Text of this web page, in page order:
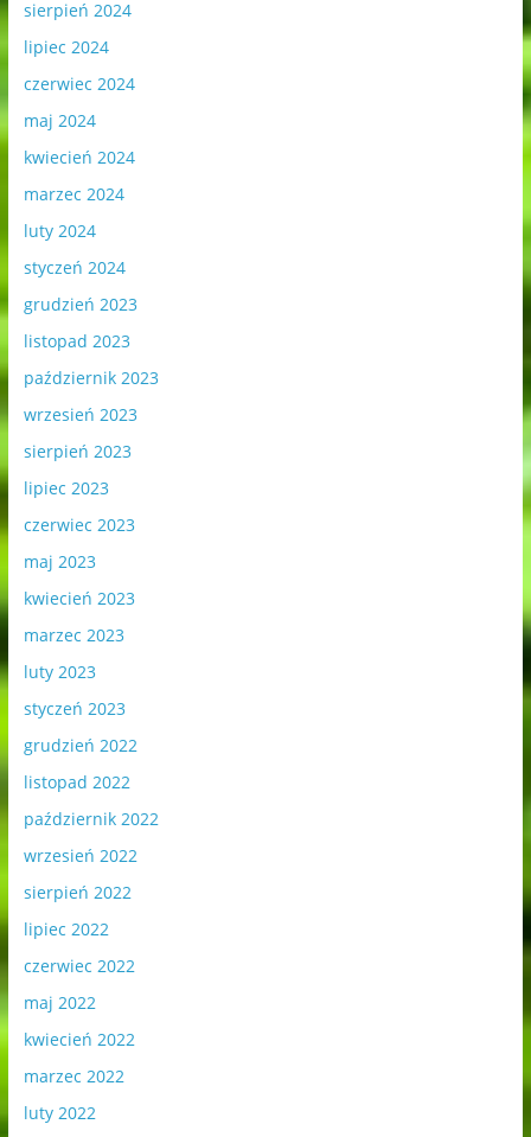
sierpień 2024
lipiec 2024
czerwiec 2024
maj 2024
kwiecień 2024
marzec 2024
luty 2024
styczeń 2024
grudzień 2023
listopad 2023
październik 2023
wrzesień 2023
sierpień 2023
lipiec 2023
czerwiec 2023
maj 2023
kwiecień 2023
marzec 2023
luty 2023
styczeń 2023
grudzień 2022
listopad 2022
październik 2022
wrzesień 2022
sierpień 2022
lipiec 2022
czerwiec 2022
maj 2022
kwiecień 2022
marzec 2022
luty 2022